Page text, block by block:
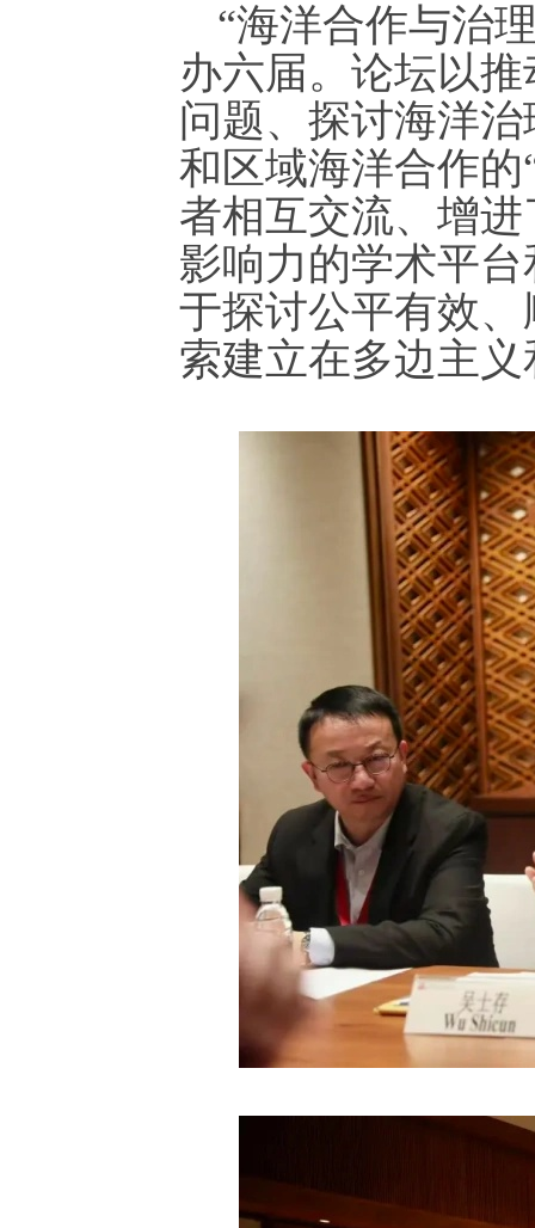
“海洋合作与治
办六届。论坛以
问题、探讨海洋
和区域海洋合作
者相互交流、增
影响力的学术平
于探讨公平有效
索建立在多边主